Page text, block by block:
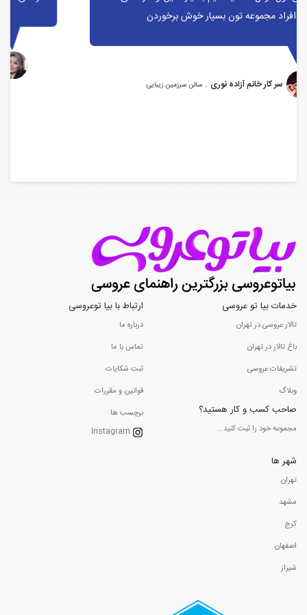
خدمات بیا تو عروسی
تالار عروسی در تهران
باغ تالار در تهران
تشریفات عروسی
وبلاگ
صاحب کسب و کار هستید؟
مجموعه خود را ثبت کنید...
ارتباط با بیا توعروسی
درباره ما
تماس با ما
ثبت شکایات
قوانین و مقررات
برچسب ها
Instagram
شهر ها
تهران
مشهد
کرج
اصفهان
شیراز